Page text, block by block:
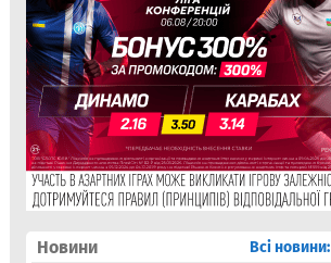
Новини Всі новини: